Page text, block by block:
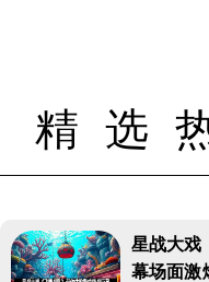
精选
星战大戏
幕场面激